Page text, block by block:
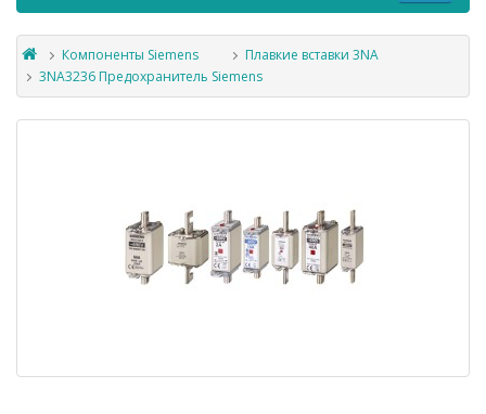
Компоненты Siemens
Плавкие вставки 3NA
3NA3236 Предохранитель Siemens